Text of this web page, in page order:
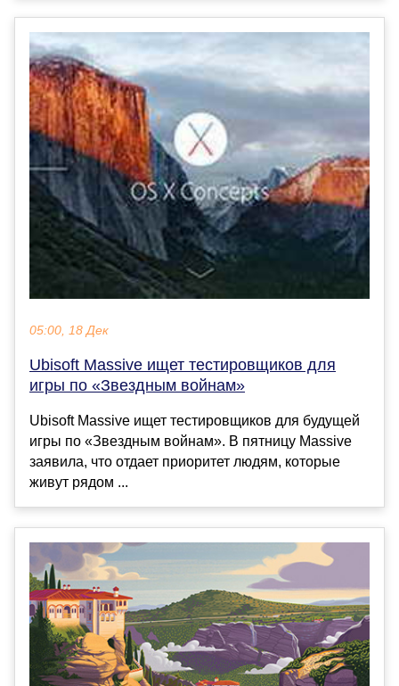
05:00, 18 Дек
Ubisoft Massive ищет тестировщиков для
игры по «Звездным войнам»
Ubisoft Massive ищет тестировщиков для будущей
игры по «Звездным войнам». В пятницу Massive
заявила, что отдает приоритет людям, которые
живут рядом ...